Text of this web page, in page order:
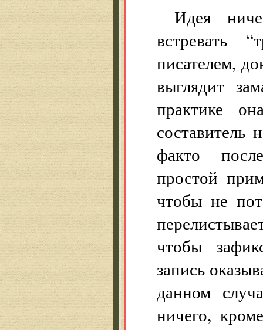
Идея
встревать
писателем,
выглядит
практике
факто
простой
чтобы не
чтобы
запись
данном
ничего,